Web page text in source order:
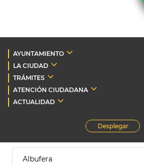
AYUNTAMIENTO
LA CIUDAD
TRÁMITES
ATENCIÓN CIUDADANA
ACTUALIDAD
Desplegar
Albufera